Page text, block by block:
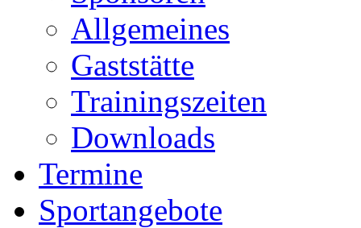
Allgemeines
Gaststätte
Trainingszeiten
Downloads
Termine
Sportangebote